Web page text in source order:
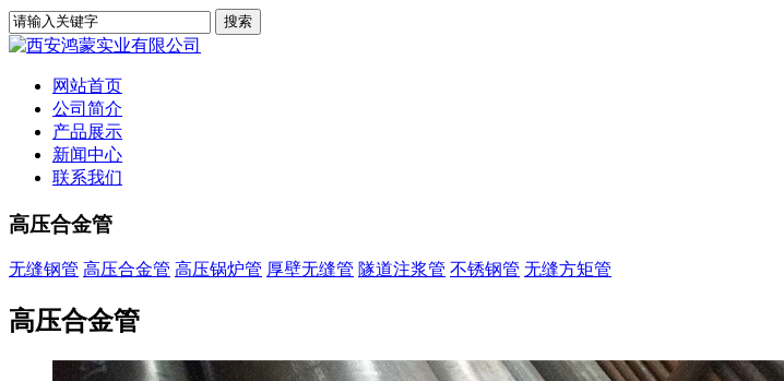
网站首页
公司简介
产品展示
新闻中心
联系我们
高压合金管
无缝钢管 高压合金管 高压锅炉管 厚壁无缝管 隧道注浆管 不锈钢管 无缝方矩管
高压合金管